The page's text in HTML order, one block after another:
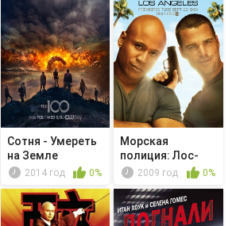
Сотня - Умереть
на Земле
2014 год 0%
Морская
полиция: Лос-
Анджелес -
2009 год 0%